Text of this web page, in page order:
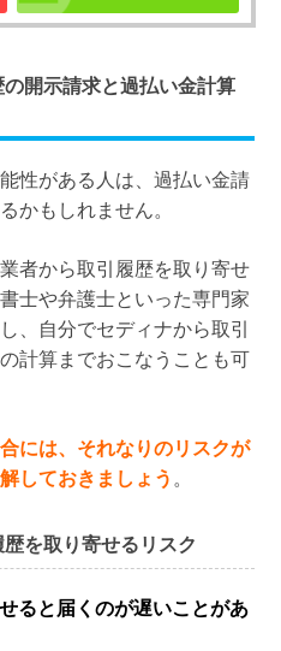
開示請求と過払い金計算
性がある人は、過払い金請
かもしれません。
者から取引履歴を取り寄せ
士や弁護士といった専門家
、自分でセディナから取引
計算までおこなうことも可
には、それなりのリスクが
しておきましょう 。
を取り寄せるリスク
ると届くのが遅いことがあ